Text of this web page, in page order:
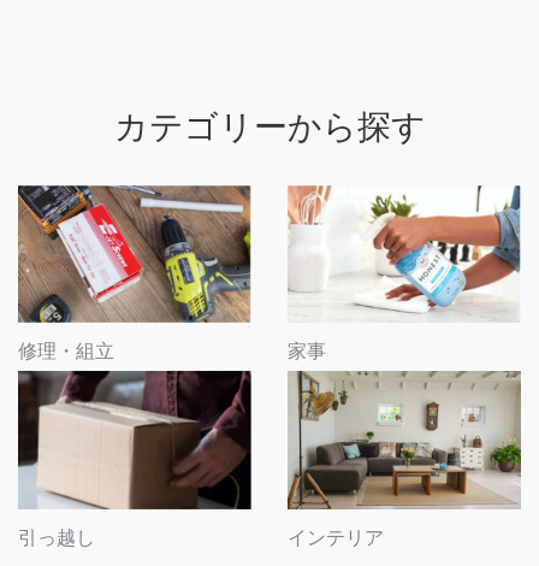
カテゴリーから探す
修理・組立 家事
引っ越し インテリア